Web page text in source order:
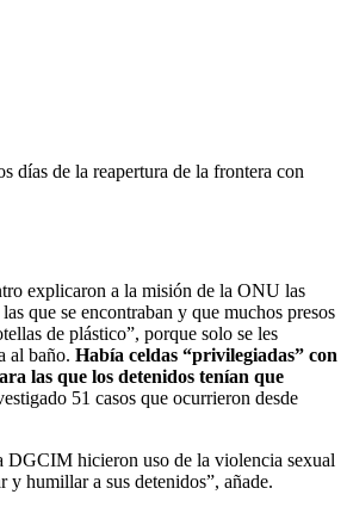
días de la reapertura de la frontera con
explicaron a la misión de la ONU las
que se encontraban y que muchos presos
de plástico”, porque solo se les
al baño. Había celdas “privilegiadas” con
las que los detenidos tenían que
51 casos que ocurrieron desde
DGCIM hicieron uso de la violencia sexual
y humillar a sus detenidos”, añade.